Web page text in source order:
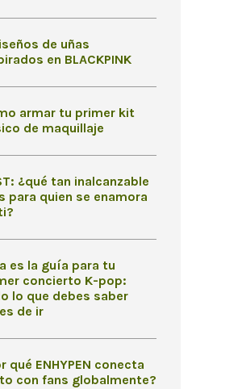
de uñas
en BLACKPINK
armar tu primer kit
de maquillaje
¿qué tan inalcanzable
para quien se enamora
es la guía para tu
concierto K-pop:
lo que debes saber
de ir
qué ENHYPEN conecta
con fans globalmente?